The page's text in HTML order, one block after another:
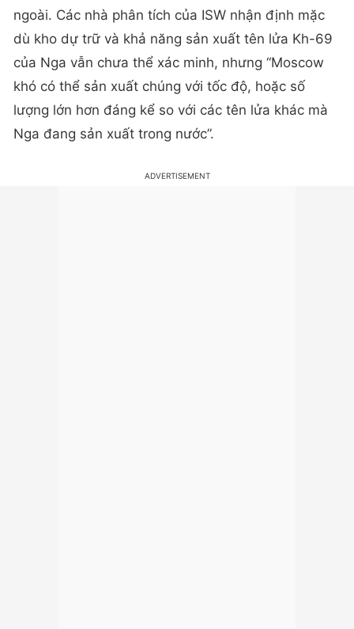
ngoài. Các nhà phân tích của ISW nhận định mặc
dù kho dự trữ và khả năng sản xuất tên lửa Kh-69
của Nga vẫn chưa thể xác minh, nhưng “Moscow
khó có thể sản xuất chúng với tốc độ, hoặc số
lượng lớn hơn đáng kể so với các tên lửa khác mà
Nga đang sản xuất trong nước”.